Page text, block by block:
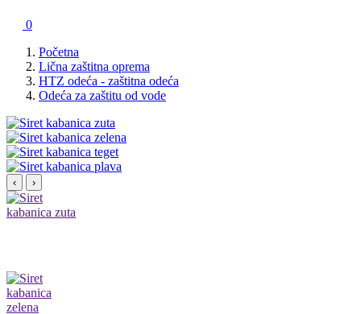
0
Početna
Lična zaštitna oprema
HTZ odeća - zaštitna odeća
Odeća za zaštitu od vode
‹ ›